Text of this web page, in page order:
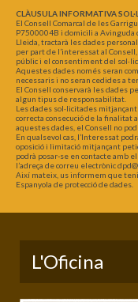
CLÀUSULA INFORMATIVA
El Consell Comarcal de les
P7500004B i domicili a Avinguda
Lleida, tractarà les dades
per part de l’interessat al
públic i el consentiment del
Aquestes dades només seran
necessaris i no seran cedides a
El Consell conservarà les dades
algun tipus de responsabilitat.
Les dades sol·licitades
correcta consecució de la finalitat
aquestes dades, el Consell no
En qualsevol cas, l’Interessat
oposició i limitació mitjançant
podrà posar-se en contacte amb
l’adreça de correu electrònic
Així mateix, us informem que
Espanyola de protecció de dades.
L'Oficina